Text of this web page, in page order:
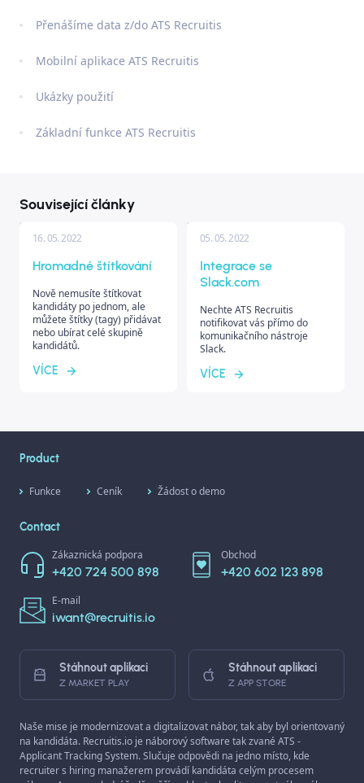
Přenášíme data z/do ATS Recruitis
Mobilní aplikace ATS Recruitis
Ukázky použití
Základní funkce ATS Recruitis
Související články
16. 05. 2022
Hromadné štítkování
Nově nemusíte štítkovat
kandidáty po jednom, ale
můžete štítky (tagy) přidávat
nebo ubírat celé skupině
kandidátů.
VÍCE
05. 05. 2022
Integrace se
Slack.com
Nechte ATS Recruitis
notifikovat vás přímo do
komunikačního nástroje
Slack.
VÍCE
Product
Funkce Ceník Žádost o demo
Contact
Zákaznická podpora
+420 724 500 898
Obchod
+420 602 123 898
E-mail
iwant@recruitis.io
Stáhnout aplikaci
Z MARKET PLAY
Stáhnout aplikaci
Z APP STORE
Naše mise je modernizovat a digitalizovat nábor, tak aby byl orientovaný
na kandidáta. Recruitis.io je náborový software tak zvané ATS -
Applicant Tracking System. Slučuje odpovědi na jedno místo, kde
recruiter s hiring manažerem provádí kandidáta celým procesem